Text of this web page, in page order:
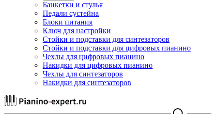
Банкетки и стулья
Педали сустейна
Блоки питания
Ключ для настройки
Стойки и подставки для синтезаторов
Стойки и подставки для цифровых пианино
Чехлы для цифровых пианино
Накидки для цифровых пианино
Чехлы для синтезаторов
Накидки для синтезаторов